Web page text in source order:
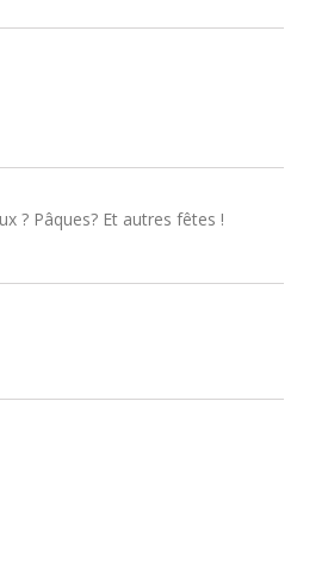
? Pâques? Et autres fêtes !